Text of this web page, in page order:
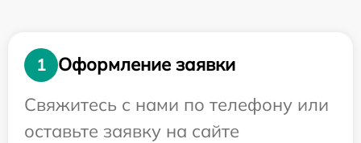
1
Оформление заявки
Свяжитесь с нами по телефону или
оставьте заявку на сайте